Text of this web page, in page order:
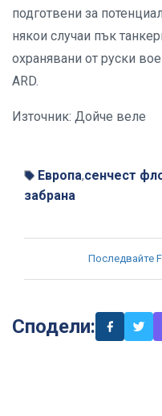
подготвени за
някои случаи пък
охранявани от руски
ARD.
Източник: Дойче веле
Европа,сенчест
забрана
Последвайте
Сподели: